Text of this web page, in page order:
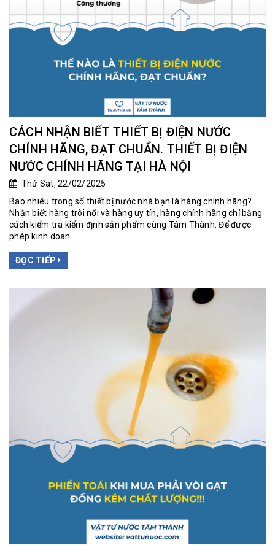
CÁCH NHẬN BIẾT THIẾT BỊ ĐIỆN NƯỚC
CHÍNH HÃNG, ĐẠT CHUẨN. THIẾT BỊ ĐIỆN
NƯỚC CHÍNH HÃNG TẠI HÀ NỘI
Thứ Sat, 22/02/2025
Bao nhiêu trong số thiết bị nước nhà bạn là hàng chính hãng?
Nhận biết hàng trôi nổi và hàng uy tín, hàng chính hãng chỉ bằng
cách kiểm tra kiểm định sản phẩm cùng Tâm Thành. Để được
phép kinh doan...
ĐỌC TIẾP